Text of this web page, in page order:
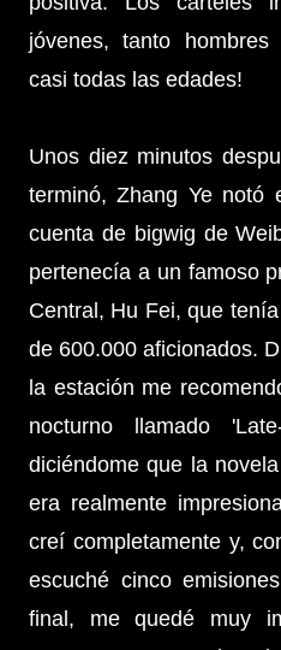
jóvenes, tanto
casi todas las edades!
Unos diez minutos
terminó, Zhang Ye notó
cuenta de bigwig de
pertenecía a un famoso
Central, Hu Fei, que
de 600.000 aficionados.
la estación me
nocturno llamado
diciéndome que la
era realmente
creí completamente y,
escuché cinco
final, me quedé muy